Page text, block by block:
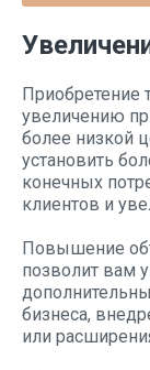
Приобретение
увеличению
более низкой
установить
конечных
клиентов и
Повышение
позволит вам
бизнеса,
или